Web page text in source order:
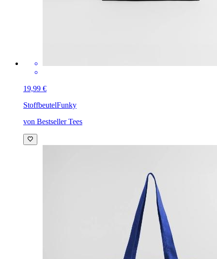
19,99 €
StoffbeutelFunky
von Bestseller Tees